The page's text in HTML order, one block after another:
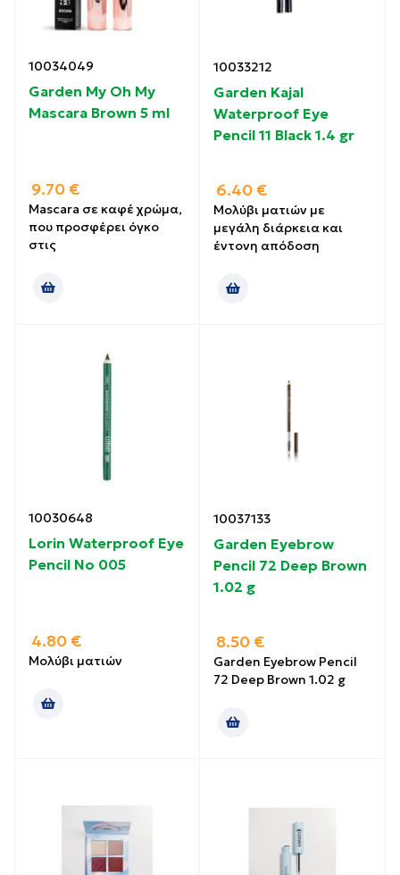
10034049
Garden My Oh My
Mascara Brown 5 ml
9.70 €
Mascara σε καφέ χρώμα,
που προσφέρει όγκο
στις
10033212
Garden Kajal
Waterproof Eye
Pencil 11 Black 1.4 gr
6.40 €
Μολύβι ματιών με
μεγάλη διάρκεια και
έντονη απόδοση
10030648
Lorin Waterproof Eye
Pencil Νο 005
4.80 €
Μολύβι ματιών
10037133
Garden Eyebrow
Pencil 72 Deep Brown
1.02 g
8.50 €
Garden Eyebrow Pencil
72 Deep Brown 1.02 g